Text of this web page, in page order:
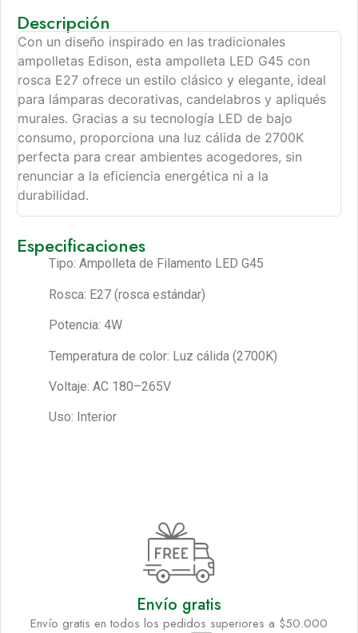
Descripción
Con un diseño inspirado en las tradicionales
ampolletas Edison, esta ampolleta LED G45 con
rosca E27 ofrece un estilo clásico y elegante, ideal
para lámparas decorativas, candelabros y apliqués
murales. Gracias a su tecnología LED de bajo
consumo, proporciona una luz cálida de 2700K
perfecta para crear ambientes acogedores, sin
renunciar a la eficiencia energética ni a la
durabilidad.
Especificaciones
Tipo: Ampolleta de Filamento LED G45
Rosca: E27 (rosca estándar)
Potencia: 4W
Temperatura de color: Luz cálida (2700K)
Voltaje: AC 180–265V
Uso: Interior
Envío gratis
Envío gratis en todos los pedidos superiores a $50.000